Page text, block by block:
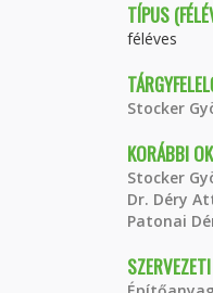
TÍPUS
féléves
Stocker
KORÁBBI
Stocker
Dr. Déry
Patonai